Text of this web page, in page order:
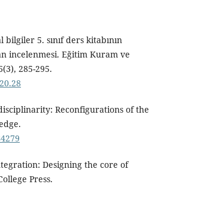
bilgiler 5. sınıf ders kitabının
incelenmesi. Eğitim Kuram ve
285-295.
Reconfigurations of the
Designing the core of
Press.